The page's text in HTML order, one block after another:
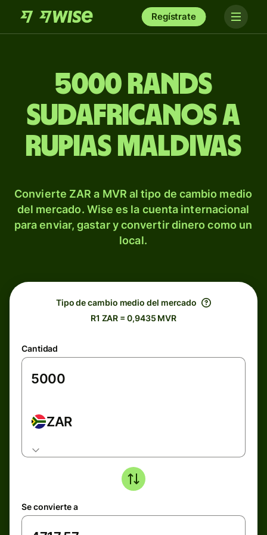
Regístrate
5000 rands
sudafricanos a
rupias maldivas
Convierte ZAR a MVR al tipo de cambio medio
del mercado. Wise es la cuenta internacional
para enviar, gastar y convertir dinero como un
local.
Tipo de cambio medio del mercado
R1 ZAR = 0,9435 MVR
Cantidad
ZAR
Se convierte a